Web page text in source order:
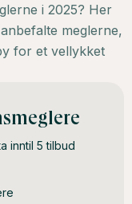
i 2025? Her
meglerne,
for et vellykket
inntil 5 tilbud